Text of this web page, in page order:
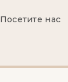
Посетите нас